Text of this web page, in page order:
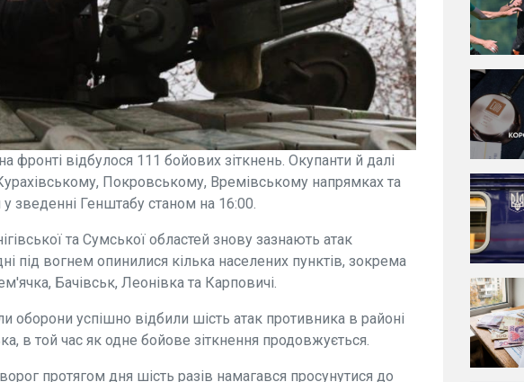
фронті відбулося 111 бойових зіткнень. Окупанти й далі
Покровському, Времівському напрямках та
зведенні Генштабу станом на 16:00.
та Сумської областей знову зазнають атак
під вогнем опинилися кілька населених пунктів, зокрема
Бачівськ, Леонівка та Карповичі.
оборони успішно відбили шість атак противника в районі
в той час як одне бойове зіткнення продовжується.
протягом дня шість разів намагався просунутися до